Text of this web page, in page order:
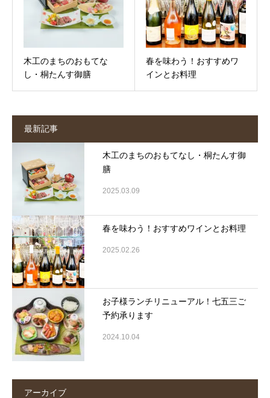
木工のまちのおもてな
し・桐たんす御膳
春を味わう！おすすめワ
インとお料理
最新記事
木工のまちのおもてなし・桐たんす御
膳
2025.03.09
春を味わう！おすすめワインとお料理
2025.02.26
お子様ランチリニューアル！七五三ご
予約承ります
2024.10.04
アーカイブ